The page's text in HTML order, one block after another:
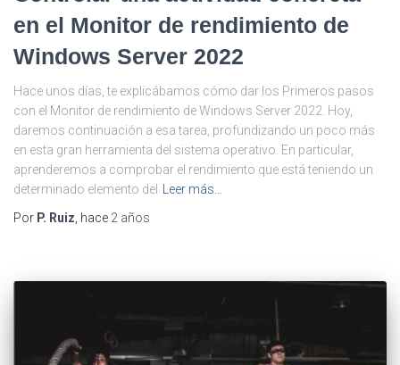
en el Monitor de rendimiento de
Windows Server 2022
Hace unos días, te explicábamos cómo dar los Primeros pasos
con el Monitor de rendimiento de Windows Server 2022. Hoy,
daremos continuación a esa tarea, profundizando un poco más
en esta gran herramienta del sistema operativo. En particular,
aprenderemos a comprobar el rendimiento que está teniendo un
determinado elemento del Leer más…
Por P. Ruiz , hace 2 años